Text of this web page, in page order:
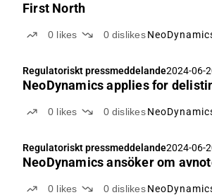
First North
0 likes 0 dislikes
Regulatoriskt pressmeddelande2024-06-
NeoDynamics applies for
0 likes 0 dislikes
Regulatoriskt pressmeddelande2024-06-
NeoDynamics ansöker om
0 likes 0 dislikes